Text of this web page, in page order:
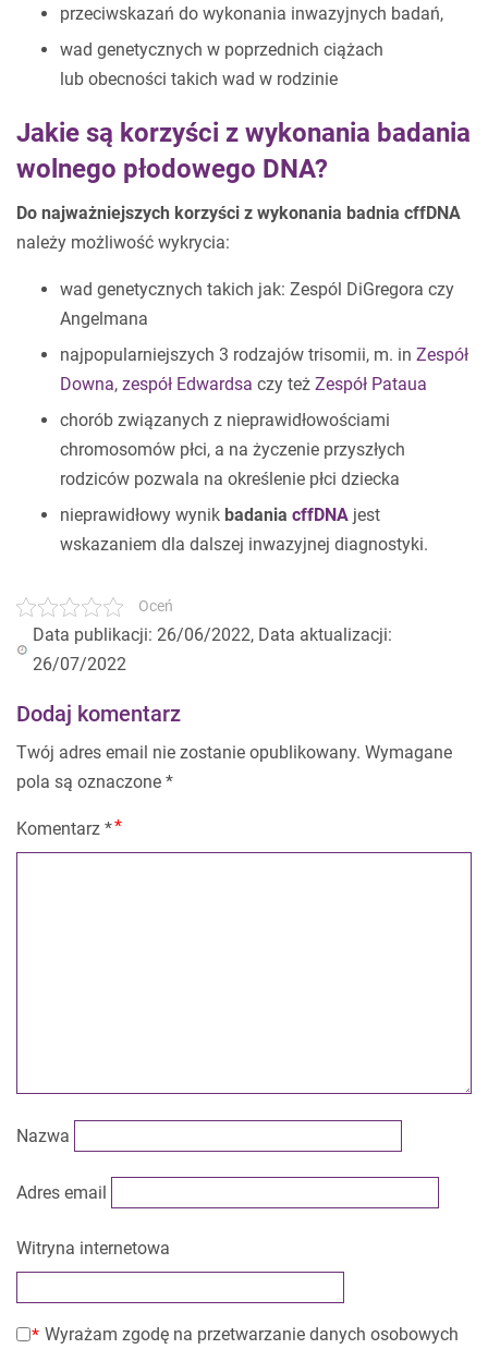
przeciwskazań do wykonania inwazyjnych badań,
wad genetycznych w poprzednich ciążach
lub obecności takich wad w rodzinie
Jakie są korzyści z wykonania badania
wolnego płodowego DNA?
Do najważniejszych korzyści z wykonania badnia cffDNA
należy możliwość wykrycia:
wad genetycznych takich jak: Zespól DiGregora czy
Angelmana
najpopularniejszych 3 rodzajów trisomii, m. in Zespół
Downa, zespół Edwardsa czy też Zespół Pataua
chorób związanych z nieprawidłowościami
chromosomów płci, a na życzenie przyszłych
rodziców pozwala na określenie płci dziecka
nieprawidłowy wynik badania cffDNA jest
wskazaniem dla dalszej inwazyjnej diagnostyki.
Oceń
Data publikacji: 26/06/2022, Data aktualizacji:
26/07/2022
Dodaj komentarz
Twój adres email nie zostanie opublikowany. Wymagane
pola są oznaczone *
Komentarz *
Nazwa
Adres email
Witryna internetowa
Wyrażam zgodę na przetwarzanie danych osobowych